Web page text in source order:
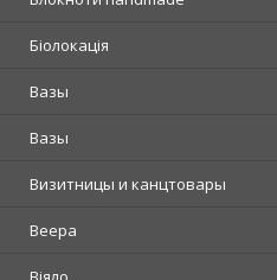
Біолокація
Вазы
Вазы
Визитницы и канцтовары
Веера